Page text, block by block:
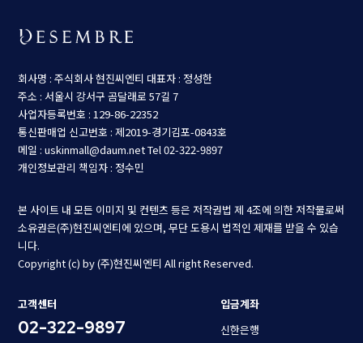
회사명 : 주식회사 현진씨엔티 대표자 : 정성한
주소 : 서울시 강서구 곰달래로 57길 7
사업자등록번호 : 129-86-22352
통신판매업 신고번호 : 제2019-경기김포-0843호
메일 : uskinmall@daum.netTel 02-322-9897
개인정보관리 책임자 : 정수민
본 사이트 내 모든 이미지 및 컨텐츠 등은 저작권법 제 4조에 의한 저작물로써
소유권은(주)현진씨엔티에 있으며, 무단 도용시 법적인 제재를 받을 수 있습
니다.
Copyright (c) by (주)현진씨엔티 All right Reserved.
고객센터
02-322-9897
입금계좌
신한은행